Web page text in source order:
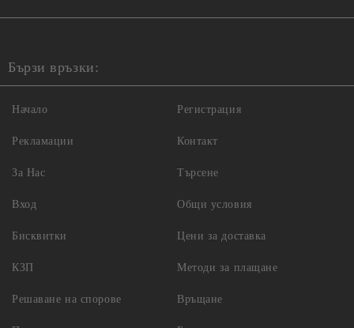
Бързи връзки:
Начало
Рекламации
За Нас
Вход
Регистрация
Контакт
Търсене
Общи условия
Бисквитки
КЗП
Решаване на спорове
Цени за доставка
Методи за плащане
Връщане